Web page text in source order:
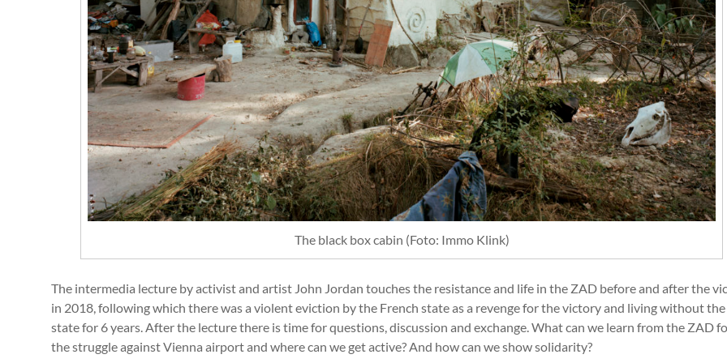
The black box cabin (Foto: Immo Klink)
The intermedia lecture by activist and artist John Jordan touches the resistance and life in the ZAD before and after the
in 2018, following which there was a violent eviction by the French state as a revenge for the victory and living without the
state for 6 years. After the lecture there is time for questions, discussion and exchange. What can we learn from the ZAD
the struggle against Vienna airport and where can we get active? And how can we show solidarity?